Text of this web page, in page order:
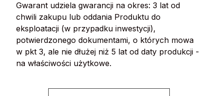
Gwarant udziela gwarancji na okres: 3 lat od
chwili zakupu lub oddania Produktu do
eksploatacji (w przypadku inwestycji),
potwierdzonego dokumentami, o których mowa
w pkt 3, ale nie dłużej niż 5 lat od daty produkcji -
na właściwości użytkowe.